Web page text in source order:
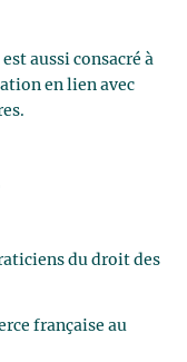
aussi consacré à
en lien avec
du droit des
française au